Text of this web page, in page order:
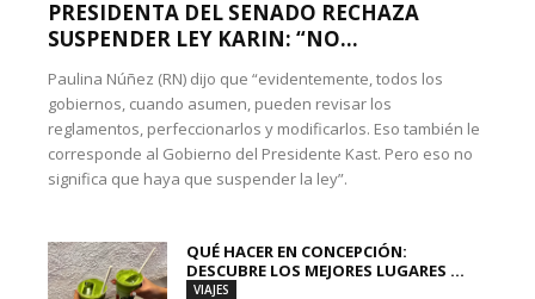
PRESIDENTA DEL SENADO RECHAZA
SUSPENDER LEY KARIN: “NO...
Paulina Núñez (RN) dijo que “evidentemente, todos los
gobiernos, cuando asumen, pueden revisar los
reglamentos, perfeccionarlos y modificarlos. Eso también le
corresponde al Gobierno del Presidente Kast. Pero eso no
significa que haya que suspender la ley”.
QUÉ HACER EN CONCEPCIÓN:
DESCUBRE LOS MEJORES LUGARES ...
VIAJES